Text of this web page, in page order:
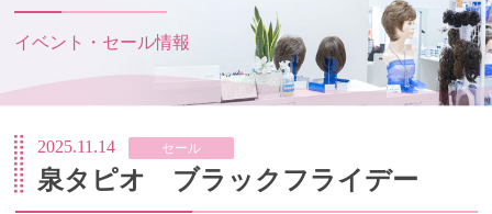
イベント・セール情報
2025.11.14 セール
泉タピオ ブラックフライデー